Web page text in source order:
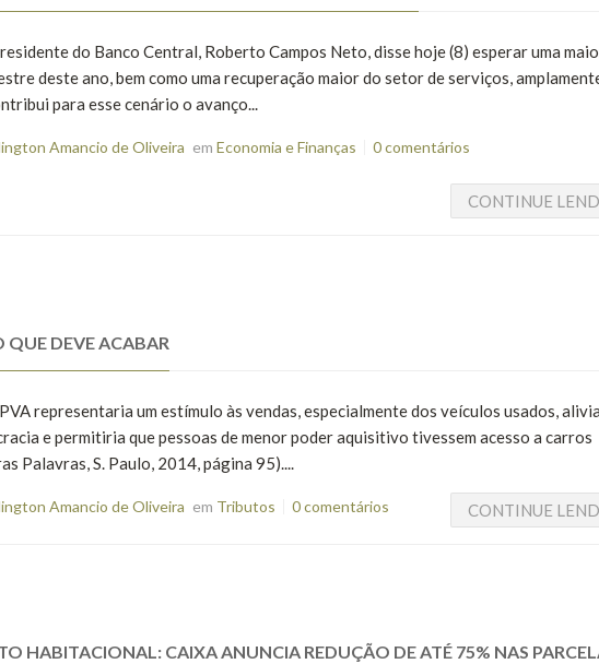
do Banco Central, Roberto Campos Neto, disse hoje (8) esperar uma
deste ano, bem como uma recuperação maior do setor de serviços,
para esse cenário o avanço...
Amancio de Oliveira em Economia e Finanças 0 comentários
CONTINUE
DEVE ACABAR
representaria um estímulo às vendas, especialmente dos veículos usados,
e permitiria que pessoas de menor poder aquisitivo tivessem acesso a carros
Palavras, S. Paulo, 2014, página 95)....
Amancio de Oliveira em Tributos 0 comentários CONTINUE
HABITACIONAL: CAIXA ANUNCIA REDUÇÃO DE ATÉ 75% NAS